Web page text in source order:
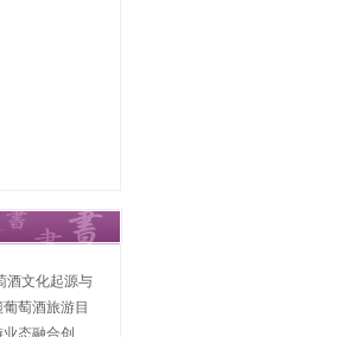
酒文化起源与
萄酒旅游目
态融合创